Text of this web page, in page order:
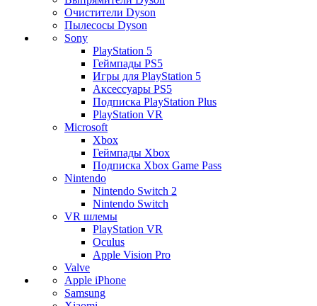
Очистители Dyson
Пылесосы Dyson
Sony
PlayStation 5
Геймпады PS5
Игры для PlayStation 5
Аксессуары PS5
Подписка PlayStation Plus
PlayStation VR
Microsoft
Xbox
Геймпады Xbox
Подписка Xbox Game Pass
Nintendo
Nintendo Switch 2
Nintendo Switch
VR шлемы
PlayStation VR
Oculus
Apple Vision Pro
Valve
Apple iPhone
Samsung